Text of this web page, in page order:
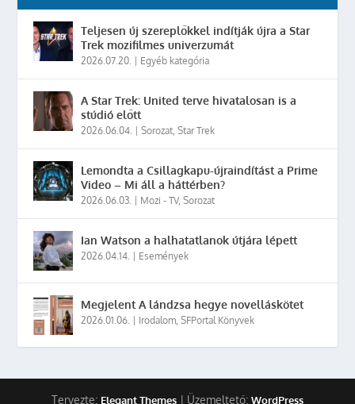
Teljesen új szereplőkkel indítják újra a Star
Trek mozifilmes univerzumát
2026.07.20. Egyéb kategória
A Star Trek: United terve hivatalosan is a
stúdió előtt
2026.06.04. |Sorozat,Star Trek
Lemondta a Csillagkapu-újraindítást a Prime
Video – Mi áll a háttérben?
2026.06.03. Mozi - TV,Sorozat
Ian Watson a halhatatlanok útjára lépett
2026.04.14. Események
Megjelent A lándzsa hegye novelláskötet
2026.01.06. Irodalom,SFPortal Könyvek
Tervezte: Elegant Themes | Üzemeltető: WordPress